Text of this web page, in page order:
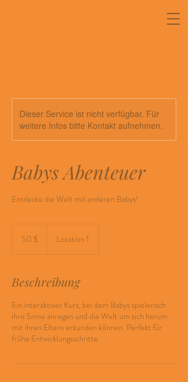
Dieser Service ist nicht verfügbar. Für
weitere Infos bitte Kontakt aufnehmen.
Babys Abenteuer
Entdecke die Welt mit anderen Babys!
Dollar50 $ Location 1
Beschreibung
Ein interaktiver Kurs, bei dem Babys spielerisch
ihre Sinne anregen und die Welt um sich herum
mit ihren Eltern erkunden können. Perfekt für
frühe Entwicklungsschritte.